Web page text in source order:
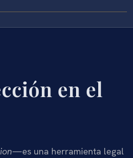
en el
—es una herramienta legal